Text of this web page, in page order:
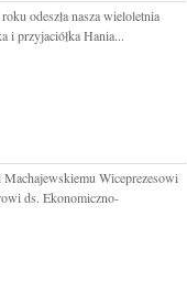
odeszła nasza wieloletnia
i przyjaciółka Hania...
Wiceprezesowi
ds. Ekonomiczno-